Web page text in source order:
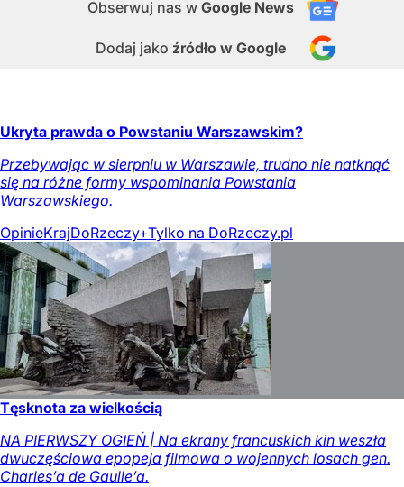
Obserwuj nas w Google News
Dodaj jako źródło w Google
Ukryta prawda o Powstaniu Warszawskim?
Przebywając w sierpniu w Warszawie, trudno nie natknąć
się na różne formy wspominania Powstania
Warszawskiego.
OpinieKrajDoRzeczy+Tylko na DoRzeczy.pl
Tęsknota za wielkością
NA PIERWSZY OGIEŃ | Na ekrany francuskich kin weszła
dwuczęściowa epopeja filmowa o wojennych losach gen.
Charles’a de Gaulle’a.